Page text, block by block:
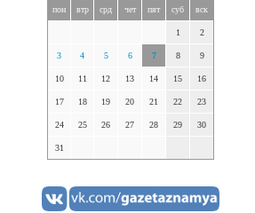
пон втр срд чет пят суб вск
1 2
3 4 5 6 7 8 9
10 11 12 13 14 15 16
17 18 19 20 21 22 23
24 25 26 27 28 29 30
31